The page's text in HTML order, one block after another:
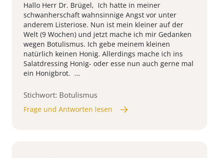
Hallo Herr Dr. Brügel, Ich hatte in meiner
schwanherschaft wahnsinnige Angst vor unter
anderem Listeriose. Nun ist mein kleiner auf der
Welt (9 Wochen) und jetzt mache ich mir Gedanken
wegen Botulismus. Ich gebe meinem kleinen
natürlich keinen Honig. Allerdings mache ich ins
Salatdressing Honig- oder esse nun auch gerne mal
ein Honigbrot. ...
Stichwort: Botulismus
Frage und Antworten lesen